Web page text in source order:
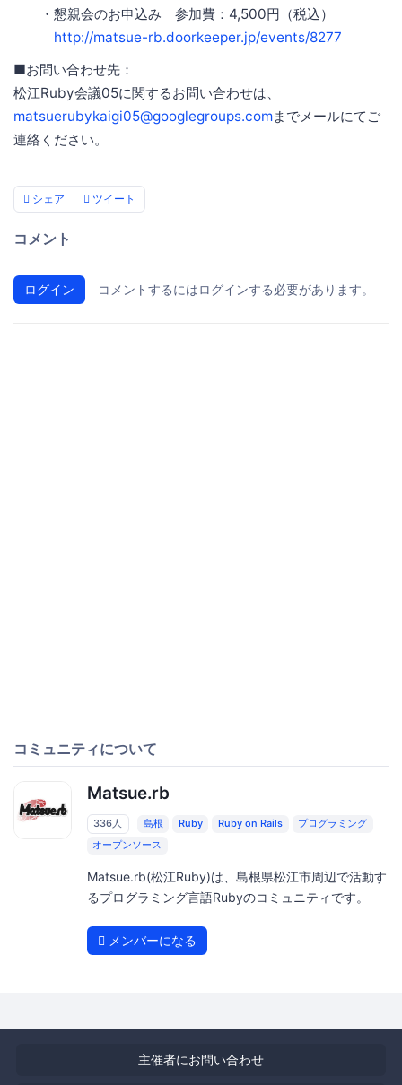
・懇親会のお申込み 参加費：4,500円（税込）
http://matsue-rb.doorkeeper.jp/events/8277
■お問い合わせ先：
松江Ruby会議05に関するお問い合わせは、
matsuerubykaigi05@googlegroups.comまでメールにてご
連絡ください。
シェア ツイート
コメント
ログイン コメントするにはログインする必要があります。
コミュニティについて
Matsue.rb
336人 島根 Ruby Ruby on Rails
プログラミング
オープンソース
Matsue.rb(松江Ruby)は、島根県松江市周辺で活動す
るプログラミング言語Rubyのコミュニティです。
メンバーになる
主催者にお問い合わせ